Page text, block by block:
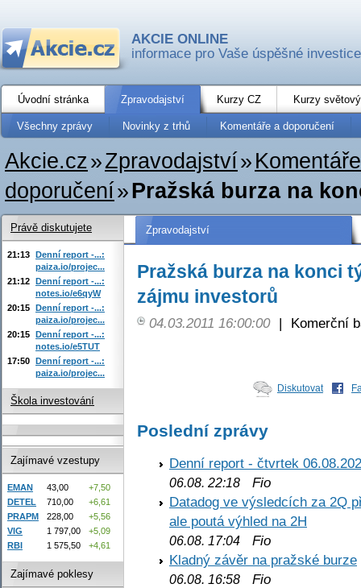
AKCIE ONLINE
informace pro Vaše úspěšné investice
Úvodní stránka Zpravodajství Kurzy CZ Kurzy
Všechny zprávy Novinky z trhů Komentáře a doporučení
Akcie.cz»Zpravodajství»
doporučení»Pražská burza na
Zpravodajství
Pražská burza na konci
zájmu investorů
04.03.2011 16:00:00 | Komerční
Diskutovat
Poslední zprávy
Denní report - čtvrtek
06.08. 22:18 Fio
Datadog ve výsledcích za 2Q
ale poutá výhled na 2H
06.08. 17:04 Fio
Kladný závěr na pražské burze
06.08. 16:58 Fio
Právě diskutujete
21:13 Denní report -...:
paiza.io/projec...
21:12 Denní report -...:
notes.io/e6qyW
20:15 Denní report -...:
paiza.io/projec...
20:15 Denní report -...:
notes.io/e5TUT
17:50 Denní report -...:
paiza.io/projec...
Škola investování
Zajímavé vzestupy
EMAN 43,00
+7,50
DETEL
710,00
+6,61
PRAPM
228,00
+5,56
VIG
1 797,00
+5,09
RBI
1 575,50 +4,61
Zajímavé poklesy